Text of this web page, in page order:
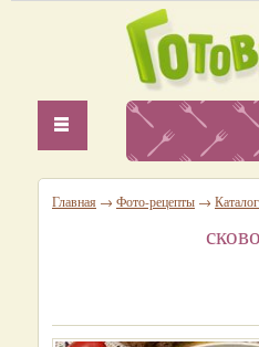
Главная → Фото-рецепты →